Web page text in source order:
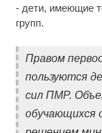
- дети, имеющие
групп.
Правом
пользуются
сил ПМР.
обучающихся